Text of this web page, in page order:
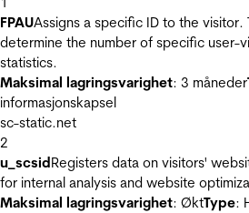
FPAUAssigns a specific ID to the
determine the number of specific user-
statistics.
Maksimal lagringsvarighet: 3 måneder
informasjonskapsel
sc-static.net
2
u_scsidRegisters data on visitors'
for internal analysis and website
Maksimal lagringsvarighet: ØktType: